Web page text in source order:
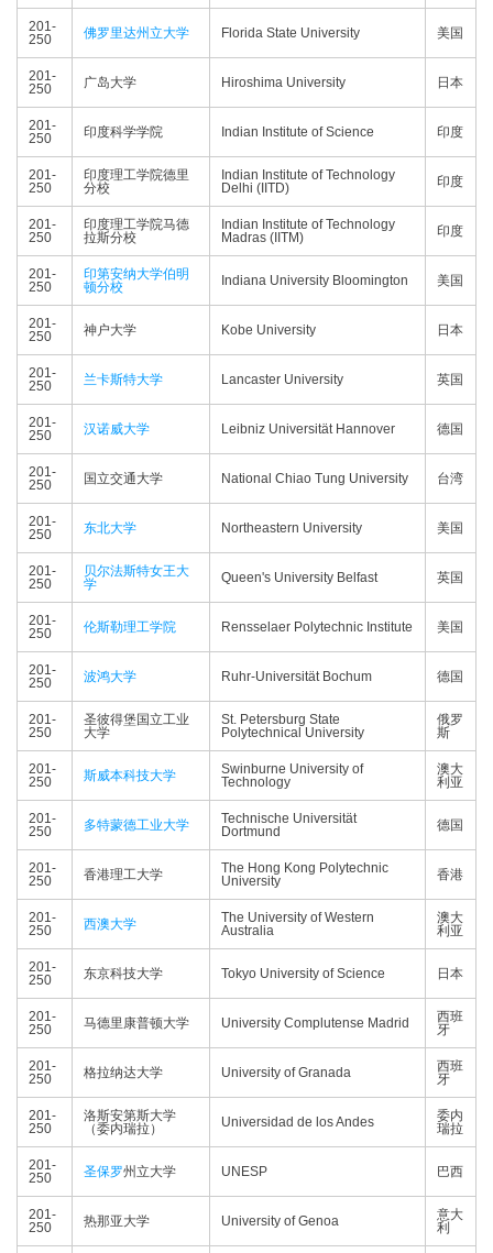
201-
250
佛罗里达州立大学 Florida State University 美国
201-
250
广岛大学 Hiroshima University 日本
201-
250
印度科学学院 Indian Institute of Science 印度
201-
250
印度理工学院德里
分校
Indian Institute of Technology
Delhi (IITD)
印度
201-
250
印度理工学院马德
拉斯分校
Indian Institute of Technology
Madras (IITM)
印度
201-
250
印第安纳大学伯明
顿分校
Indiana University Bloomington 美国
201-
250
神户大学 Kobe University 日本
201-
250
兰卡斯特大学 Lancaster University 英国
201-
250
汉诺威大学 Leibniz Universität Hannover 德国
201-
250
国立交通大学 National Chiao Tung University 台湾
201-
250
东北大学 Northeastern University 美国
201-
250
贝尔法斯特女王大
学
Queen's University Belfast 英国
201-
250
伦斯勒理工学院 Rensselaer Polytechnic Institute 美国
201-
250
波鸿大学 Ruhr-Universität Bochum 德国
201-
250
圣彼得堡国立工业
大学
St. Petersburg State
Polytechnical University
俄罗
斯
201-
250
斯威本科技大学
Swinburne University of
Technology
澳大
利亚
201-
250
多特蒙德工业大学
Technische Universität
Dortmund
德国
201-
250
香港理工大学
The Hong Kong Polytechnic
University
香港
201-
250
西澳大学
The University of Western
Australia
澳大
利亚
201-
250
东京科技大学 Tokyo University of Science 日本
201-
250
马德里康普顿大学 University Complutense Madrid
西班
牙
201-
250
格拉纳达大学 University of Granada
西班
牙
201-
250
洛斯安第斯大学
（委内瑞拉）
Universidad de los Andes
委内
瑞拉
201-
250
圣保罗州立大学 UNESP 巴西
201-
250
热那亚大学 University of Genoa
意大
利